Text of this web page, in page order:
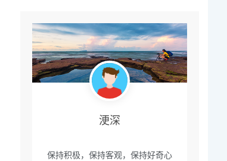
浭深
保持积极，保持客观，保持好奇心